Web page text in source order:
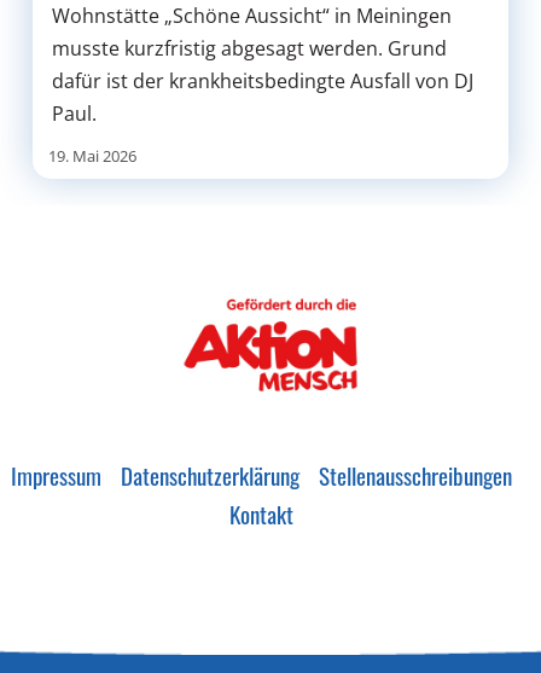
Wohnstätte „Schöne Aussicht“ in Meiningen
musste kurzfristig abgesagt werden. Grund
dafür ist der krankheitsbedingte Ausfall von DJ
Paul.
19. Mai 2026
Impressum Datenschutzerklärung Stellenausschreibungen
Kontakt